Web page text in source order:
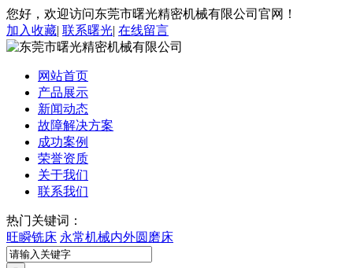
您好，欢迎访问东莞市曙光精密机械有限公司官网！
加入收藏| 联系曙光| 在线留言
网站首页
产品展示
新闻动态
故障解决方案
成功案例
荣誉资质
关于我们
联系我们
热门关键词：
旺瞬铣床 永常机械内外圆磨床